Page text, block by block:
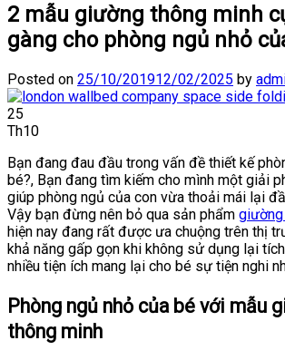
2 mẫu giường thông minh
gàng cho phòng ngủ nhỏ
Posted on 25/10/201912/02/2025 by
25
Th10
Bạn đang đau đầu trong vấn đề thiết kế
bé?, Bạn đang tìm kiếm cho mình một giải
giúp phòng ngủ của con vừa thoải mái lại
Vậy bạn đừng nên bỏ qua sản phẩm
hiện nay đang rất được ưa chuộng trên thị
khả năng gấp gọn khi không sử dụng lại
nhiều tiện ích mang lại cho bé sự tiện nghi
Phòng ngủ nhỏ của bé với mẫu
thông minh